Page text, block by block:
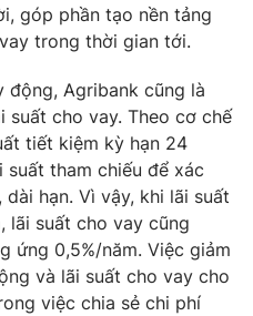
Shorts video
Thể thao
động sản
lòng Việt
mình bằng AI
góp phần tạo nền tảng
trong thời gian tới.
động, Agribank cũng là
suất cho vay. Theo cơ chế
tiết kiệm kỳ hạn 24
tham chiếu để xác
hạn. Vì vậy, khi lãi suất
lãi suất cho vay cũng
ứng 0,5%/năm. Việc giảm
và lãi suất cho vay cho
việc chia sẻ chi phí